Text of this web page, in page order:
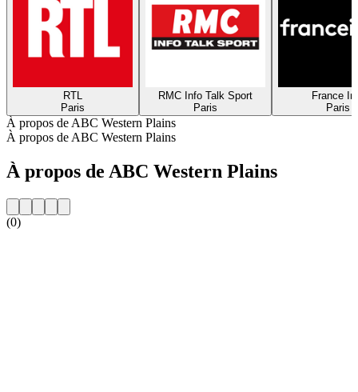
RTL
Paris
RMC Info Talk Sport
Paris
France
Paris
À propos de ABC Western Plains
À propos de ABC Western Plains
À propos de ABC Western Plains
(0)